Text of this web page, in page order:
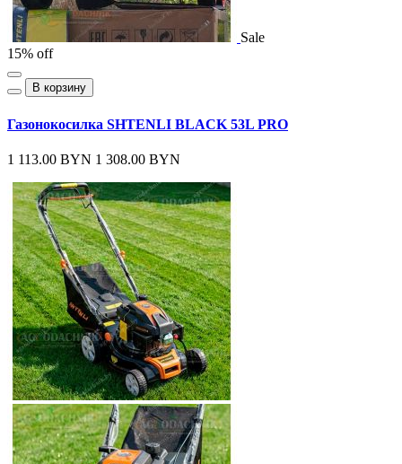
Sale
15% off
В корзину
Газонокосилка SHTENLI BLACK 53L PRO
1 113.00 BYN 1 308.00 BYN